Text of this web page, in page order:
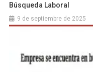
Búsqueda Laboral
9 de septiembre de 2025